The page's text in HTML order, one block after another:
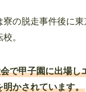
寮の脱走事件後に
。
で甲子園に出場し
明かされています。